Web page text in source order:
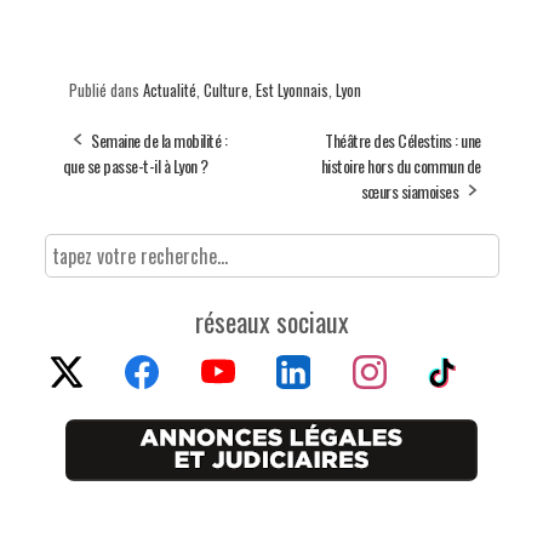
Publié dans Actualité Culture Est Lyonnais Lyon
Semaine de la mobilité :
que se passe-t-il à Lyon ?
Théâtre des Célestins : une
histoire hors du commun de
sœurs siamoises
réseaux sociaux